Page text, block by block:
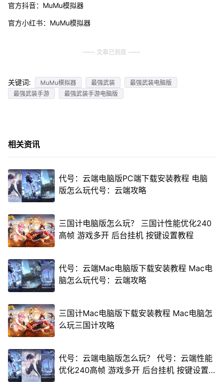
官方抖音：MuMu模拟器
官方小红书：MuMu模拟器
文章已到底
关键词: MuMu模拟器 最强武装
最强武装电脑版
最强武装手游
最强武装手游电脑版
相关资讯
代号：云端电脑版PC端下载安装教程 电脑
版怎么玩代号：云端攻略
三国计电脑版怎么玩？ 三国计性能优化240
高帧 游戏多开 后台挂机 按键设置教程
代号：云端Mac电脑版下载安装教程 Mac电
脑怎么玩代号：云端攻略
三国计Mac电脑版下载安装教程 Mac电脑怎
么玩三国计攻略
代号：云端电脑版怎么玩？ 代号：云端性能
优化240高帧 游戏多开 后台挂机 按键设置